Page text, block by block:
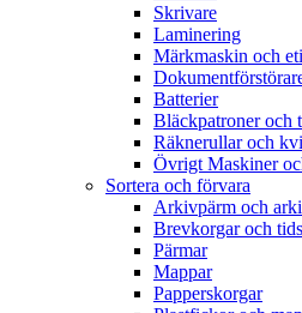
Skrivare
Laminering
Märkmaskin och
Batterier
Bläckpatroner och
Räknerullar och
Övrigt Maskiner
Sortera och förvara
Arkivpärm och
Brevkorgar och
Pärmar
Mappar
Papperskorgar